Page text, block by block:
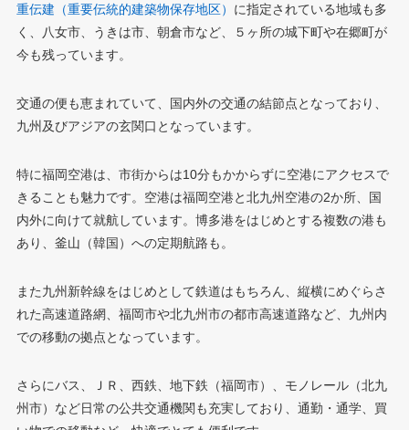
重伝建（重要伝統的建築物保存地区） に指定されている地域も多
く、八女市、うきは市、朝倉市など、５ヶ所の城下町や在郷町が
今も残っています。
交通の便も恵まれていて、国内外の交通の結節点となっており、
九州及びアジアの玄関口となっています。
特に福岡空港は、市街からは10分もかからずに空港にアクセスで
きることも魅力です。空港は福岡空港と北九州空港の2か所、国
内外に向けて就航しています。博多港をはじめとする複数の港も
あり、釜山（韓国）への定期航路も。
また九州新幹線をはじめとして鉄道はもちろん、縦横にめぐらさ
れた高速道路網、福岡市や北九州市の都市高速道路など、九州内
での移動の拠点となっています。
さらにバス、ＪＲ、西鉄、地下鉄（福岡市）、モノレール（北九
州市）など日常の公共交通機関も充実しており、通勤・通学、買